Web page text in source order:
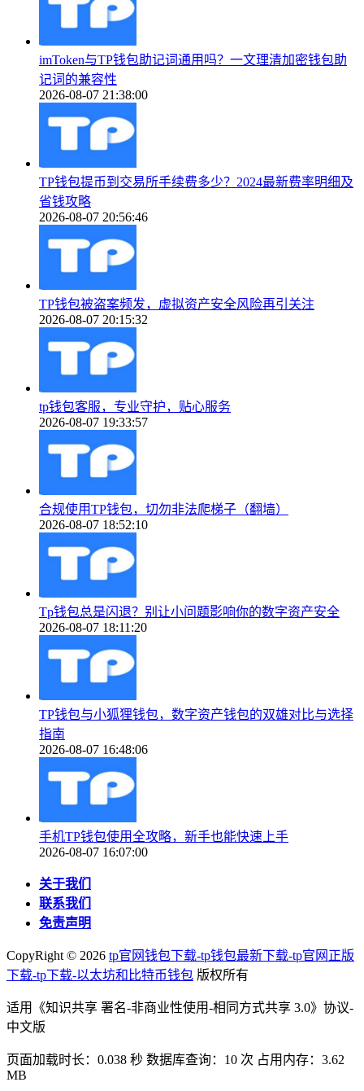
imToken与TP钱包助记词通用吗？一文理清加密钱包助
记词的兼容性
2026-08-07 21:38:00
TP钱包提币到交易所手续费多少？2024最新费率明细及
省钱攻略
2026-08-07 20:56:46
TP钱包被盗案频发，虚拟资产安全风险再引关注
2026-08-07 20:15:32
tp钱包客服，专业守护，贴心服务
2026-08-07 19:33:57
合规使用TP钱包，切勿非法爬梯子（翻墙）
2026-08-07 18:52:10
Tp钱包总是闪退？别让小问题影响你的数字资产安全
2026-08-07 18:11:20
TP钱包与小狐狸钱包，数字资产钱包的双雄对比与选择
指南
2026-08-07 16:48:06
手机TP钱包使用全攻略，新手也能快速上手
2026-08-07 16:07:00
关于我们
联系我们
免责声明
CopyRight © 2026 tp官网钱包下载-tp钱包最新下载-tp官网正版
下载-tp下载-以太坊和比特币钱包 版权所有
适用《知识共享 署名-非商业性使用-相同方式共享 3.0》协议-
中文版
页面加载时长：0.038 秒 数据库查询：10 次 占用内存：3.62
MB